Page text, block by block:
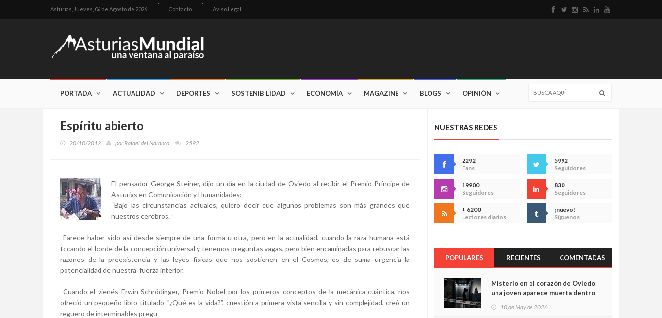
Asturias, Jueves, 06 de Agosto de 2026 Contacto Aviso Legal
PORTADA ACTUALIDAD DEPORTES SOSTENIBILIDAD ECONOMÍA MAGAZINE BLOGS OPINIÓN
Espíritu abierto
20/10/2012 porRafael del Naranco 2592
El pensador George Steiner, dijo un día en la ciudad de Oviedo al recibir el Premio Príncipe de
Asturias en Comunicación y Humanidades:
“Bajo las circunstancias actuales, quiero decir que algunos problemas son más grandes que
nuestros cerebros. ”
Parece haber sido así desde siempre de una forma u otra, pero en la actualidad, cuando la raza humana está
tocando el borde de la concepción universal y tenemos preguntas vagas, pero bien encaminadas para rebuscar las
razones de la preexistencia y las leyes físicas que nos sostienen en el Cosmos, es de suma urgencia la
potencialidad de nuestra fuerza interior.
Cuando el vienés Erwin Schrödinger, Premio Nobel por los primeros conceptos de la mecánica cuántica, nos
ofreció un pequeño libro titulado “¿Qué es la vida?”, cuestión a primera vista sencilla y sin complejidad, creó un
reguero de interminables pregu
NUESTRAS REDES
2292
Fans
5992
Seguidores
19900
Seguidores
830
Seguidores
+ 6200
Lectores diarios
¡nuevo!
Síguenos
POPULARES RECIENTES COMENTADAS
Misterio en el corazón de Oviedo:
una joven aparece muerta dentro
cámaras captan sus últimos
10 de May de 2026